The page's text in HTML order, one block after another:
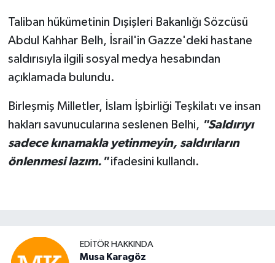
Taliban hükümetinin Dışişleri Bakanlığı Sözcüsü
Abdul Kahhar Belh, İsrail'in Gazze'deki hastane
saldırısıyla ilgili sosyal medya hesabından
açıklamada bulundu.
Birleşmiş Milletler, İslam İşbirliği Teşkilatı ve insan
hakları savunucularına seslenen Belhi, "Saldırıyı
sadece kınamakla yetinmeyin, saldırıların
önlenmesi lazım."ifadesini kullandı.
EDITÖR HAKKINDA
Musa Karagöz